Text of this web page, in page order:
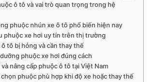
ô tô và vai trò quan trọng trong hệ
phuộc nhún xe ô tô phổ biến hiện nay
phuộc xe hơi uy tín trên thị trường
tô bị hỏng và cần thay thế
phuộc xe hơi đúng cách
nâng cấp phuộc ô tô tại Việt Nam
phuộc phù hợp khi độ xe hoặc thay thế